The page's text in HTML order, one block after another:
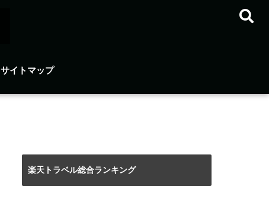
サイトマップ
楽天トラベル総合ランキング